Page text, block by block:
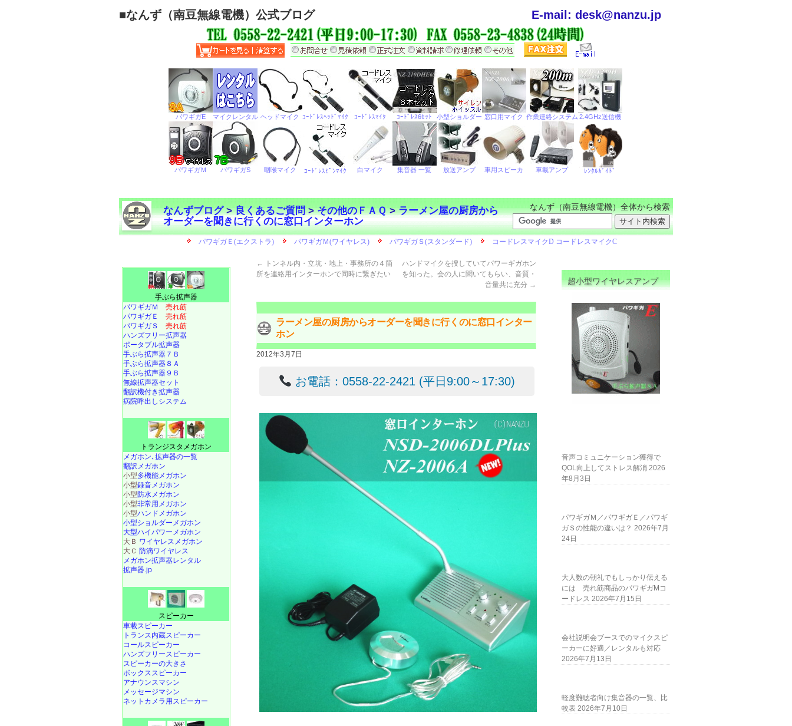
■なんず（南豆無線電機）公式ブログ E-mail: desk@nanzu.jp
なんずブログ>良くあるご質問>その他のＦＡＱ>ラーメン屋の厨房から
オーダーを聞きに行くのに窓口インターホン
なんず（南豆無線電機）全体から検索
←
トンネル内・立坑・地上・事務所の４箇
所を連絡用インターホンで同時に繋ぎたい
ハンドマイクを捜していてパワーギガホン
を知った。会の人に聞いてもらい、音質・
音量共に充分 →
ラーメン屋の厨房からオーダーを聞きに行くのに窓口インター
ホン
2012年3月7日
お電話：0558-22-2421 (平日9:00～17:30)
手ぶら拡声器
パワギガＭ 売れ筋
パワギガＥ 売れ筋
パワギガＳ 売れ筋
ハンズフリー拡声器
ポータブル拡声器
手ぶら拡声器７Ｂ
手ぶら拡声器８Ａ
手ぶら拡声器９Ｂ
無線拡声器セット
翻訳機付き拡声器
病院呼出しシステム
トランジスタメガホン
メガホン､拡声器の一覧
翻訳メガホン
小型多機能メガホン
小型録音メガホン
小型防水メガホン
小型非常用メガホン
小型ハンドメガホン
小型ショルダーメガホン
大型ハイパワーメガホン
大Ｂ ワイヤレスメガホン
大Ｃ 防滴ワイヤレス
メガホン拡声器レンタル
拡声器.jp
スピーカー
車載スピーカー
トランス内蔵スピーカー
コールスピーカー
ハンズフリースピーカー
スピーカーの大きさ
ボックススピーカー
アナウンスマシン
メッセージマシン
ネットカメラ用スピーカー
超小型ワイヤレスアンプ
音声コミュニケーション獲得で
QOL向上してストレス解消 2026
年8月3日
パワギガＭ／パワギガＥ／パワギ
ガＳの性能の違いは？ 2026年7月
24日
大人数の朝礼でもしっかり伝える
には 売れ筋商品のパワギガMコ
ードレス 2026年7月15日
会社説明会ブースでのマイクスピ
ーカーに好適／レンタルも対応
2026年7月13日
軽度難聴者向け集音器の一覧、比
較表 2026年7月10日